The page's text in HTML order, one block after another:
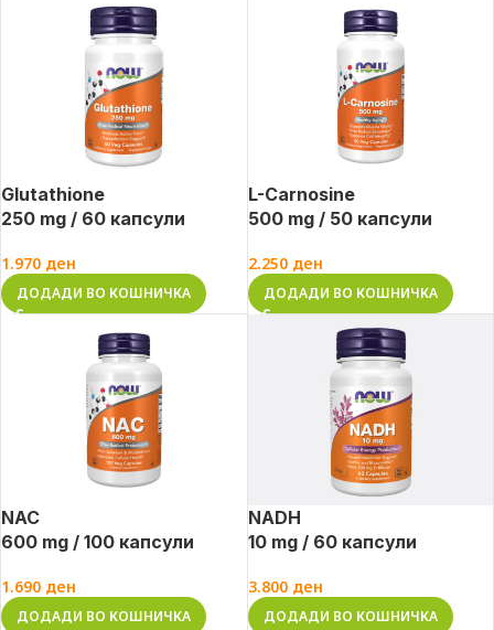
Glutathione
250 mg / 60 капсули
1.970 ден
ДОДАДИ ВО КОШНИЧКА
L-Carnosine
500 mg / 50 капсули
2.250 ден
ДОДАДИ ВО КОШНИЧКА
NAC
600 mg / 100 капсули
1.690 ден
ДОДАДИ ВО КОШНИЧКА
NADH
10 mg / 60 капсули
3.800 ден
ДОДАДИ ВО КОШНИЧКА